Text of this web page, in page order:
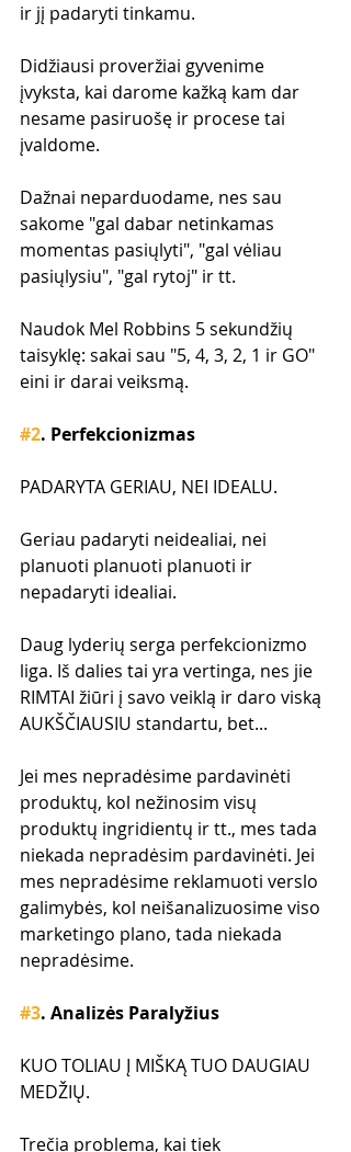
ir jį padaryti tinkamu.
Didžiausi proveržiai gyvenime
įvyksta, kai darome kažką kam dar
nesame pasiruošę ir procese tai
įvaldome.
Dažnai neparduodame, nes sau
sakome "gal dabar netinkamas
momentas pasiųlyti", "gal vėliau
pasiųlysiu", "gal rytoj" ir tt.
Naudok Mel Robbins 5 sekundžių
taisyklę: sakai sau "5, 4, 3, 2, 1 ir GO"
eini ir darai veiksmą.
#2. Perfekcionizmas
PADARYTA GERIAU, NEI IDEALU.
Geriau padaryti neidealiai, nei
planuoti planuoti planuoti ir
nepadaryti idealiai.
Daug lyderių serga perfekcionizmo
liga. Iš dalies tai yra vertinga, nes jie
RIMTAI žiūri į savo veiklą ir daro viską
AUKŠČIAUSIU standartu, bet...
Jei mes nepradėsime pardavinėti
produktų, kol nežinosim visų
produktų ingridientų ir tt., mes tada
niekada nepradėsim pardavinėti. Jei
mes nepradėsime reklamuoti verslo
galimybės, kol neišanalizuosime viso
marketingo plano, tada niekada
nepradėsime.
#3. Analizės Paralyžius
KUO TOLIAU Į MIŠKĄ TUO DAUGIAU
MEDŽIŲ.
Trečia problema, kai tiek